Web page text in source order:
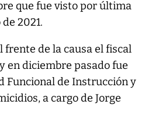
que fue visto por última
2021.
frente de la causa el fiscal
en diciembre pasado fue
Funcional de Instrucción y
a cargo de Jorge